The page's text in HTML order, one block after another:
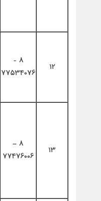
12
8 -
77534076
13
8 –
77476006